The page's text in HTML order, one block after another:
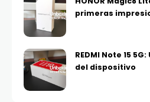
primeras
REDMI Note 15
del dispositivo